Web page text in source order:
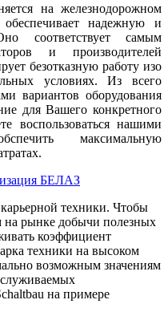
на железнодорожном
надежную и
соответствует самым
и производителей
безотказную работу изо
условиях. Из всего
вариантов оборудования
для Вашего конкретного
нашими
максимальную
техники. Чтобы
на рынке добычи полезных
коэффициент
техники на высоком
возможным значениям
на примере